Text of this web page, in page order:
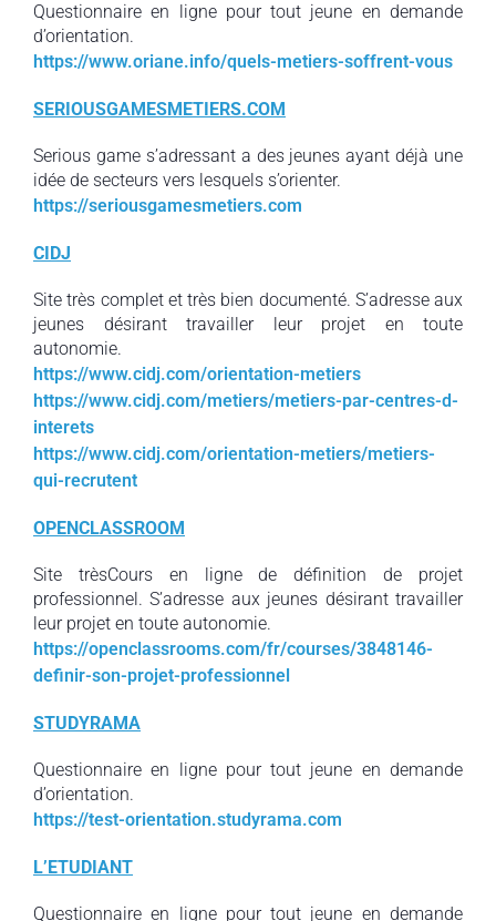
Questionnaire en ligne pour tout jeune en demande
d’orientation.
https://www.oriane.info/quels-metiers-soffrent-vous
SERIOUSGAMESMETIERS.COM
Serious game s’adressant a des jeunes ayant déjà une
idée de secteurs vers lesquels s’orienter.
https://seriousgamesmetiers.com
CIDJ
Site très complet et très bien documenté. S’adresse aux
jeunes désirant travailler leur projet en toute
autonomie.
https://www.cidj.com/orientation-metiers
https://www.cidj.com/metiers/metiers-par-centres-d-
interets
https://www.cidj.com/orientation-metiers/metiers-
qui-recrutent
OPENCLASSROOM
Site trèsCours en ligne de définition de projet
professionnel. S’adresse aux jeunes désirant travailler
leur projet en toute autonomie.
https://openclassrooms.com/fr/courses/3848146-
definir-son-projet-professionnel
STUDYRAMA
Questionnaire en ligne pour tout jeune en demande
d’orientation.
https://test-orientation.studyrama.com
L’ETUDIANT
Questionnaire en ligne pour tout jeune en demande